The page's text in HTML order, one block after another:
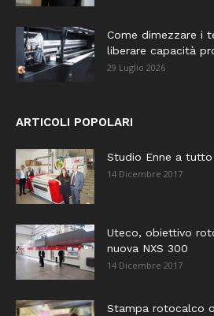
Come dimezzare i
liberare capacità
29 Luglio 2026
ARTICOLI POPOLARI
Studio Enne a tutto
14 Dicembre 2017
Uteco, obiettivo
nuova NXS 300
14 Dicembre 2017
Stampa rotocalco